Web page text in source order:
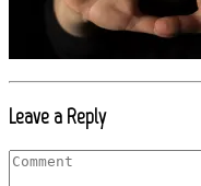
Leave a Reply